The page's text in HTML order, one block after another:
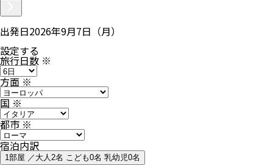
出発日2026年9月7日（月）
設定する
旅行日数 ※
方面※
国※
都市※
宿泊内訳
1部屋 ／大人2名 こども0名 乳幼児0名